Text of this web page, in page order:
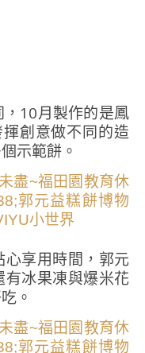
10月製作的是鳳
創意做不同的造
示範餅。
享用時間，郭元
冰果凍與爆米花
。